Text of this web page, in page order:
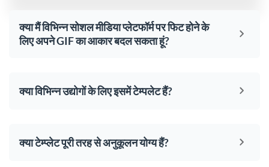
क्या मैं विभिन्न सोशल मीडिया प्लेटफॉर्म पर फिट होने के
लिए अपने GIF का आकार बदल सकता हूं?
क्या विभिन्न उद्योगों के लिए इसमें टेम्पलेट हैं?
क्या टेम्प्लेट पूरी तरह से अनुकूलन योग्य हैं?